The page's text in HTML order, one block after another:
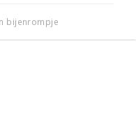
bijenrompje